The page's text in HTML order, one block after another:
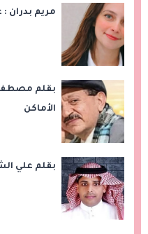
مريم بدران
بقلم مصطفى
الأماكن
بقلم علي